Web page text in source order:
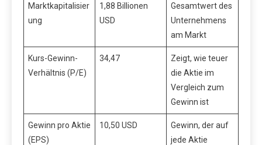
Marktkapitalisier
ung
1,88 Billionen
USD
Gesamtwert des
Unternehmens
am Markt
Kurs-Gewinn-
Verhältnis (P/E)
34,47
Zeigt, wie teuer
die Aktie im
Vergleich zum
Gewinn ist
Gewinn pro Aktie
(EPS)
10,50 USD
Gewinn, der auf
jede Aktie